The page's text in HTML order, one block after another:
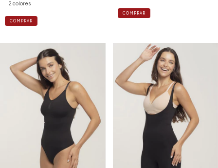
2 colores
COMPRAR
COMPRAR